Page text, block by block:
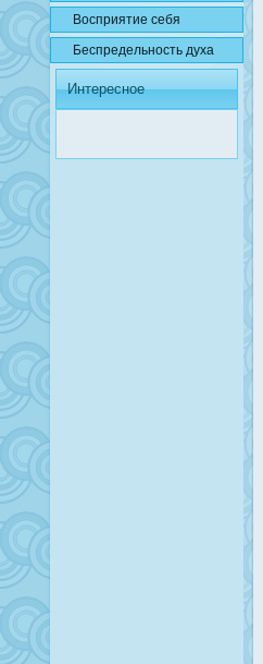
Вοсприятие себя
Беспредельнοсть духа
Интересное